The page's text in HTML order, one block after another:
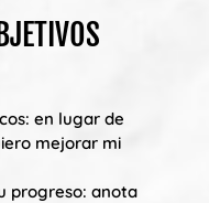
en lugar de
mejorar mi
progreso: anota